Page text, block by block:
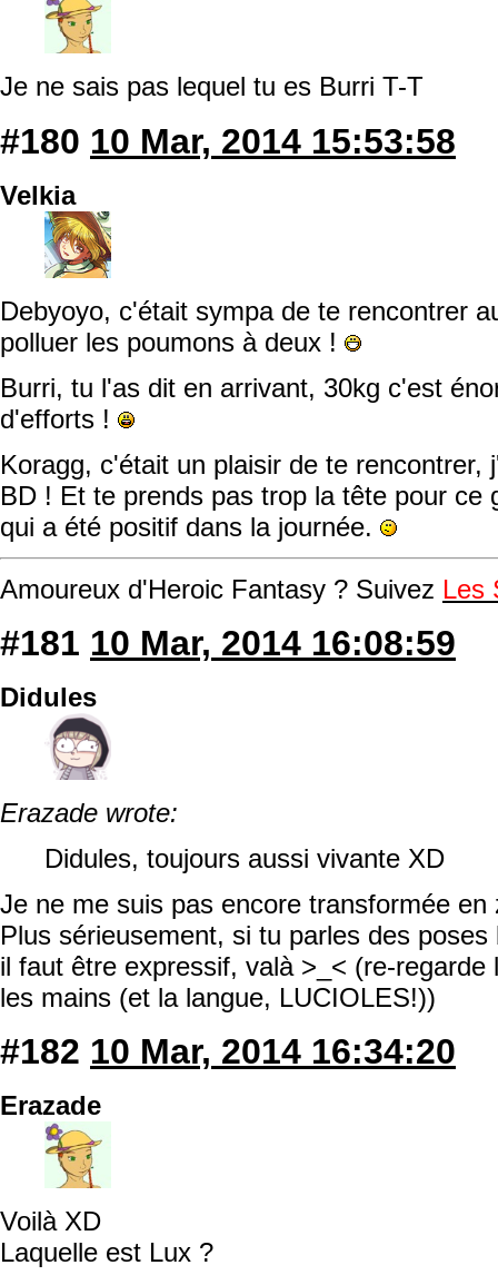
Je ne sais pas lequel tu es Burri T-T
#180 10 Mar, 2014 15:53:58
Velkia
Debyoyo, c'était sympa de te rencontrer
polluer les poumons à deux !
Burri, tu l'as dit en arrivant, 30kg c'est
d'efforts !
Koragg, c'était un plaisir de te rencontrer,
BD ! Et te prends pas trop la tête pour ce
qui a été positif dans la journée.
Amoureux d'Heroic Fantasy ? Suivez Les
#181 10 Mar, 2014 16:08:59
Didules
Erazade wrote:
Didules, toujours aussi vivante XD
Je ne me suis pas encore transformée
Plus sérieusement, si tu parles des
il faut être expressif, valà >_< (re-
les mains (et la langue, LUCIOLES!))
#182 10 Mar, 2014 16:34:20
Erazade
Voilà XD
Laquelle est Lux ?